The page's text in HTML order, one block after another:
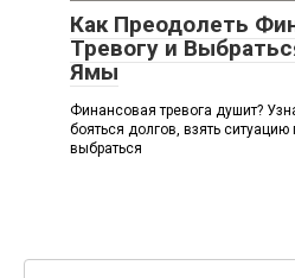
Как Преодолеть
Тревогу и
Ямы
Финансовая тревога душит?
бояться долгов, взять ситуацию
выбраться